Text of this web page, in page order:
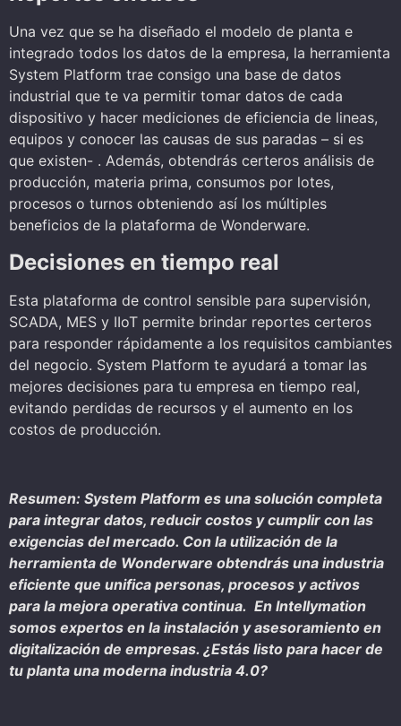
Una vez que se ha diseñado el modelo de planta e
integrado todos los datos de la empresa, la herramienta
System Platform trae consigo una base de datos
industrial que te va permitir tomar datos de cada
dispositivo y hacer mediciones de eficiencia de lineas,
equipos y conocer las causas de sus paradas – si es
que existen- . Además, obtendrás certeros análisis de
producción, materia prima, consumos por lotes,
procesos o turnos obteniendo así los múltiples
beneficios de la plataforma de Wonderware.
Decisiones en tiempo real
Esta plataforma de control sensible para supervisión,
SCADA, MES y IIoT permite brindar reportes certeros
para responder rápidamente a los requisitos cambiantes
del negocio. System Platform te ayudará a tomar las
mejores decisiones para tu empresa en tiempo real,
evitando perdidas de recursos y el aumento en los
costos de producción.
Resumen: System Platform es una solución completa
para integrar datos, reducir costos y cumplir con las
exigencias del mercado. Con la utilización de la
herramienta de Wonderware obtendrás una industria
eficiente que unifica personas, procesos y activos
para la mejora operativa continua. En Intellymation
somos expertos en la instalación y asesoramiento en
digitalización de empresas. ¿Estás listo para hacer de
tu planta una moderna industria 4.0?